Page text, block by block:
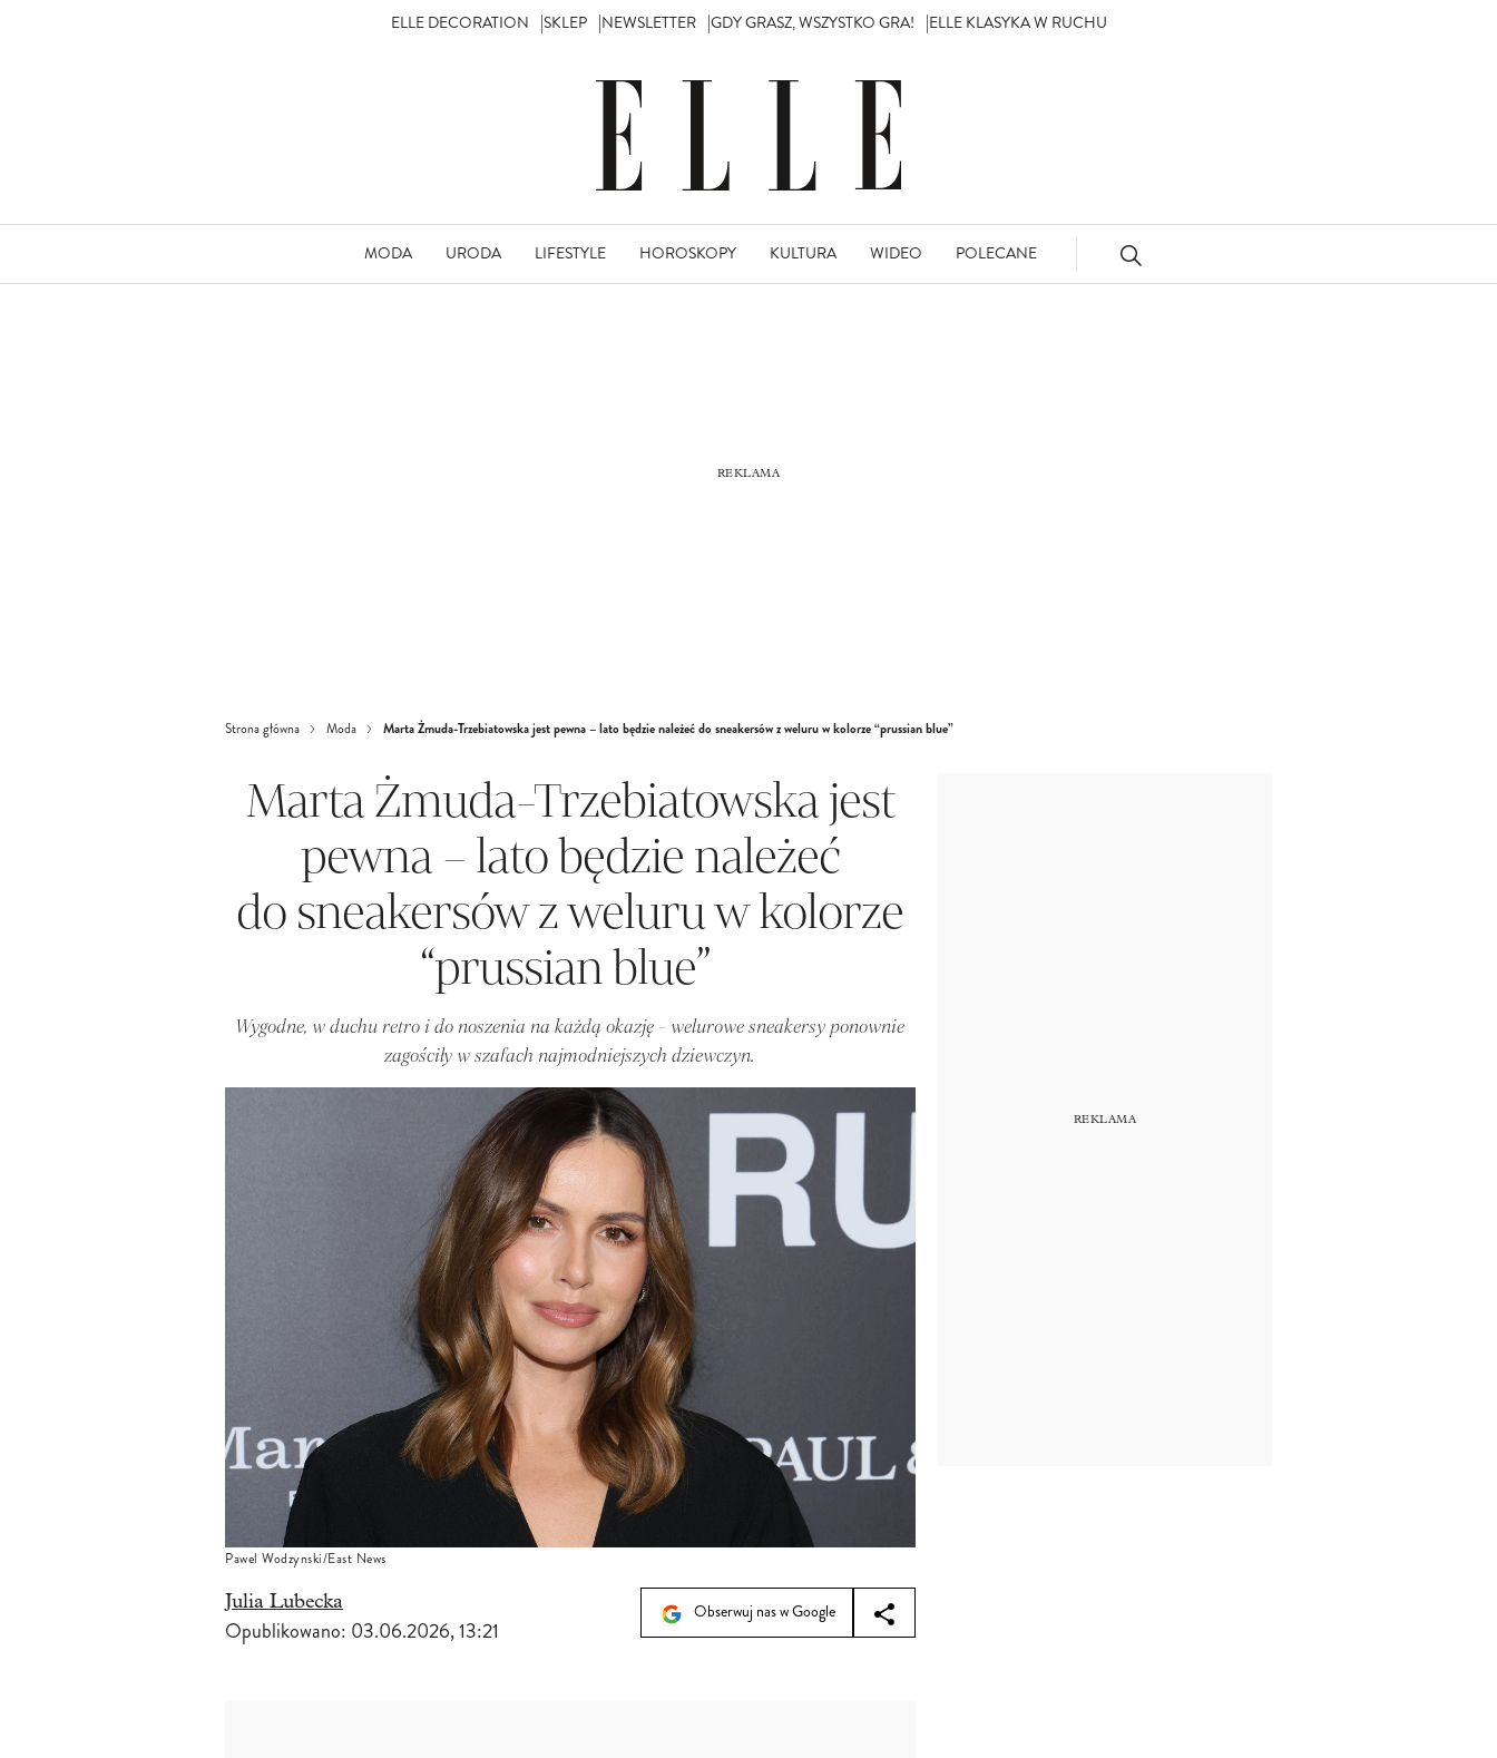
ELLE DECORATION SKLEP NEWSLETTER GDY GRASZ, WSZYSTKO GRA! ELLE KLASYKA W RUCHU
MODA URODA LIFESTYLE HOROSKOPY KULTURA WIDEO POLECANE
Strona główna Moda Marta Żmuda-Trzebiatowska jest pewna – lato będzie należeć do sneakersów z weluru w kolorze “prussian blue”
Marta Żmuda-Trzebiatowska jest
pewna – lato będzie należeć
do sneakersów z weluru w kolorze
“prussian blue”
Wygodne, w duchu retro i do noszenia na każdą okazję - welurowe sneakersy ponownie
zagościły w szafach najmodniejszych dziewczyn.
Pawel Wodzynski/East News
Julia Lubecka
Opublikowano: 03.06.2026, 13:21
Obserwuj nas w Google